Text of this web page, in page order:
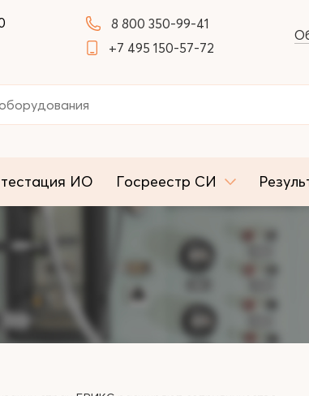
8 800 350-99-41
+7 495 150-57-72
ИО Госреестр СИ